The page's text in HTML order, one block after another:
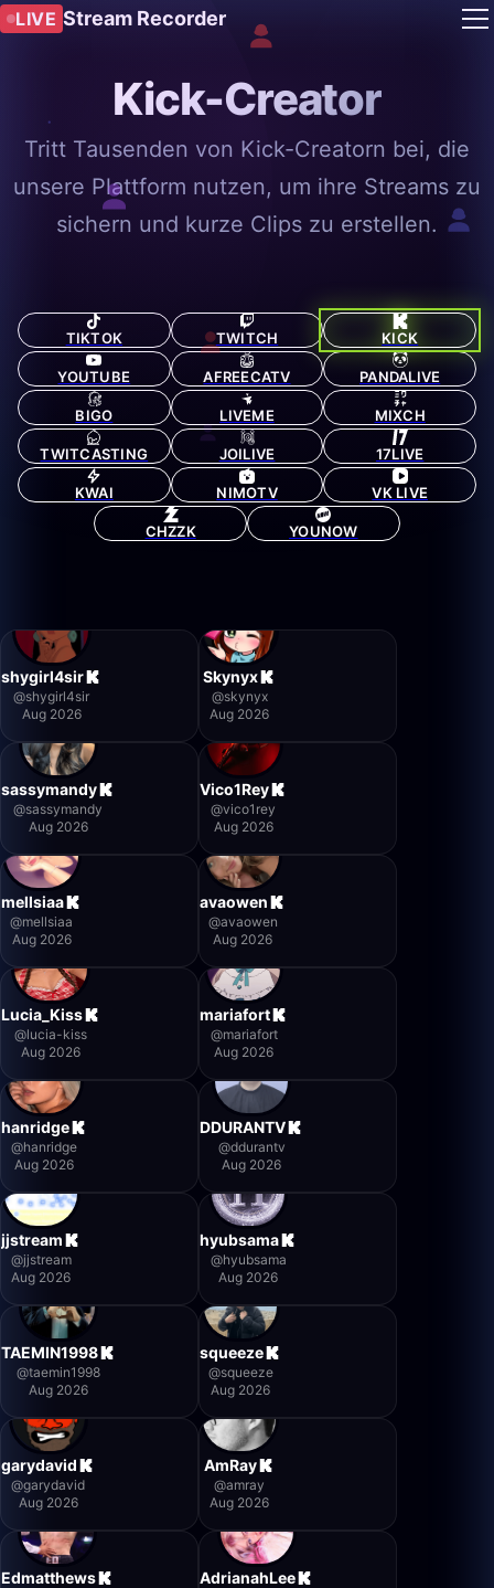
LIVE Stream Recorder
Kick-Creator
Tritt Tausenden von Kick-Creatorn bei, die
unsere Plattform nutzen, um ihre Streams zu
sichern und kurze Clips zu erstellen.
TIKTOK TWITCH KICK
YOUTUBE AFREECATV PANDALIVE
BIGO LIVEME MIXCH
TWITCASTING JOILIVE 17LIVE
KWAI NIMOTV VK LIVE
CHZZK YOUNOW
shygirl4sir
@shygirl4sir
Aug 2026
Skynyx
@skynyx
Aug 2026
sassymandy
@sassymandy
Aug 2026
Vico1Rey
@vico1rey
Aug 2026
mellsiaa
@mellsiaa
Aug 2026
avaowen
@avaowen
Aug 2026
Lucia_Kiss
@lucia-kiss
Aug 2026
mariafort
@mariafort
Aug 2026
hanridge
@hanridge
Aug 2026
DDURANTV
@ddurantv
Aug 2026
jjstream
@jjstream
Aug 2026
hyubsama
@hyubsama
Aug 2026
TAEMIN1998
@taemin1998
Aug 2026
squeeze
@squeeze
Aug 2026
garydavid
@garydavid
Aug 2026
AmRay
@amray
Aug 2026
Edmatthews AdrianahLee